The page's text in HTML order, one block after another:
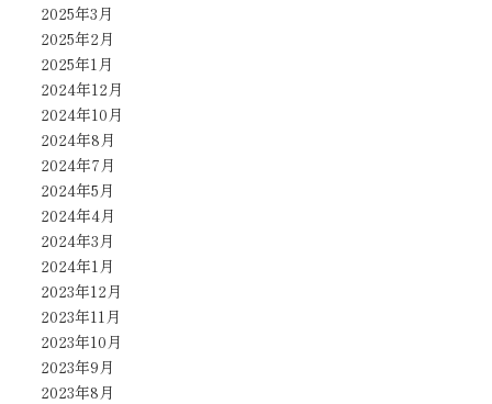
2025年3月
2025年2月
2025年1月
2024年12月
2024年10月
2024年8月
2024年7月
2024年5月
2024年4月
2024年3月
2024年1月
2023年12月
2023年11月
2023年10月
2023年9月
2023年8月